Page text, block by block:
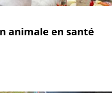
animale en santé